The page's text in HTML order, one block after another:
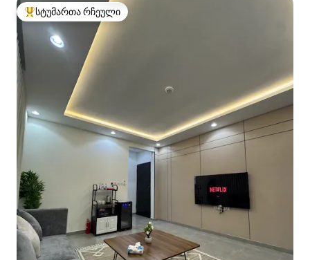
სტუმართა რჩეული მოწინავე ვარიანტი
სტუმართა რჩეული